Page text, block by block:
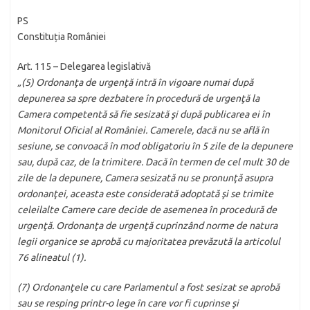
PS
Constituția României
Art. 115 – Delegarea legislativă
„(5) Ordonanţa de urgenţă intră în vigoare numai după
depunerea sa spre dezbatere în procedură de urgenţă la
Camera competentă să fie sesizată şi după publicarea ei în
Monitorul Oficial al României. Camerele, dacă nu se află în
sesiune, se convoacă în mod obligatoriu în 5 zile de la depunere
sau, după caz, de la trimitere. Dacă în termen de cel mult 30 de
zile de la depunere, Camera sesizată nu se pronunţă asupra
ordonanţei, aceasta este considerată adoptată şi se trimite
celeilalte Camere care decide de asemenea în procedură de
urgenţă. Ordonanţa de urgenţă cuprinzând norme de natura
legii organice se aprobă cu majoritatea prevăzută la articolul
76 alineatul (1).
(7) Ordonanţele cu care Parlamentul a fost sesizat se aprobă
sau se resping printr-o lege în care vor fi cuprinse şi